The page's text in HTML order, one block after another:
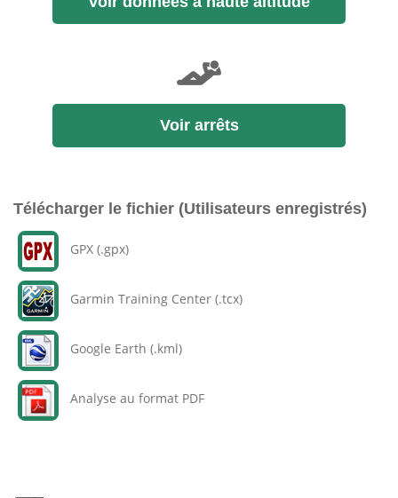
Voir arrêts
Télécharger le fichier (Utilisateurs enregistrés)
GPX (.gpx)
Garmin Training Center (.tcx)
Google Earth (.kml)
Analyse au format PDF